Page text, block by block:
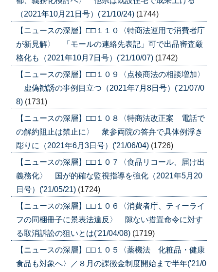
（2021年10月21日号）('21/10/24) (1744)
【ニュースの深層】□□１１０〈特商法運用で消費者庁
が新見解〉 「モールの連絡先表記」可で出品審査厳
格化も（2021年10月7日号）('21/10/07) (1742)
【ニュースの深層】□□１０９〈点検商法の相談増加〉
虚偽勧誘の事例目立つ（2021年7月8日号）('21/07/0
8) (1731)
【ニュースの深層】□□１０８〈特商法改正案 電話で
の解約阻止は禁止に〉 衆参両院の答弁で具体例浮き
彫りに（2021年6月3日号）('21/06/04) (1726)
【ニュースの深層】□□１０７〈食品リコール、届け出
義務化〉 国が的確な監視指導を強化（2021年5月20
日号）('21/05/21) (1724)
【ニュースの深層】□□１０６〈消費者庁、ティーライ
フの同梱冊子に景表法違反〉 隙ない措置命令に対す
る取消訴訟の狙いとは('21/04/08) (1719)
【ニュースの深層】□□１０５〈薬機法 化粧品・健康
食品も対象へ〉／８月の課徴金制度開始まで半年('21/0